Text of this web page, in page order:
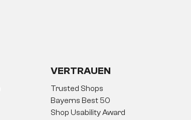
VERTRAUEN
Trusted Shops
Bayerns Best 50
Shop Usability Award